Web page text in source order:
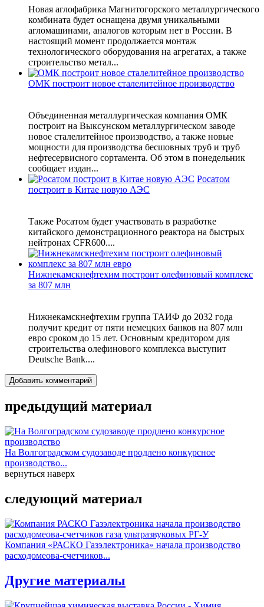
Новая аглофабрика Магнитогорского металлургического
комбината будет оснащена двумя уникальными
агломашинами, аналогов которым нет в России. В
настоящий момент продолжается монтаж
технологического оборудования на агрегатах, а также
строительство метал...
ОМК построит новое сталелитейное производство
Объединенная металлургическая компания ОМК
построит на Выксунском металлургическом заводе
новое сталелитейное производство, а также новые
мощности для производства бесшовных труб и труб
нефтесервисного сортамента. Об этом в понедельник
сообщает издан...
Росатом
построит в Китае новую АЭС
Также Росатом будет участвовать в разработке
китайского демонстрационного реактора на быстрых
нейтронах CFR600....
Нижнекамскнефтехим построит олефиновый комплекс
за 807 млн
Нижнекамскнефтехим группа ТАИФ до 2032 года
получит кредит от пяти немецких банков на 807 млн
евро сроком до 15 лет. Основным кредитором для
строительства олефинового комплекса выступит
Deutsche Bank....
Добавить комментарий
предыдущий материал
На Волгоградском судозаводе продлено конкурсное
производство...
вернуться наверх
следующий материал
Компания «РАСКО Газэлектроника» начала производство
расходомеова-счетчиков...
Другие материалы